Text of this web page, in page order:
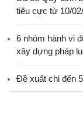
tiêu cực từ 10/
6 nhóm hành vi
xây dựng pháp
Đề xuất chi đến